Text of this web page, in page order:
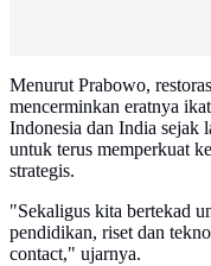
Menurut Prabowo,
mencerminkan eratnya
Indonesia dan India sejak
untuk terus memperkuat
strategis.
"Sekaligus kita bertekad
pendidikan, riset dan
contact," ujarnya.